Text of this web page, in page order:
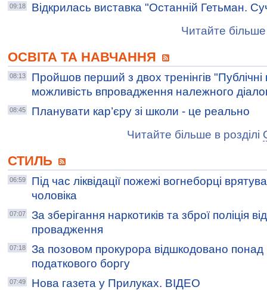
09:18
Відкрилась виставка "Останній Гетьман.
Читайте більше
ОСВІТА ТА НАВЧАННЯ
08:13
Пройшов перший з двох тренінгів "Публічні
можливість впровадження належного
08:45
Планувати кар’єру зі школи - це реально
Читайте більше в розділі
СТИЛЬ
06:59
Під час ліквідації пожежі вогнеборці
чоловіка
07:07
За зберігання наркотиків та зброї поліція
провадження
07:18
За позовом прокурора відшкодовано понад
податкового боргу
07:49 Нова газета у Прилуках. ВІДЕО